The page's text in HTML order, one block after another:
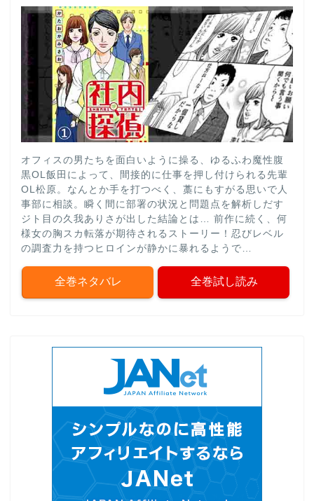
オフィスの男たちを面白いように操る、ゆるふわ魔性腹
黒OL飯田によって、間接的に仕事を押し付けられる先輩
OL松原。なんとか手を打つべく、藁にもすがる思いで人
事部に相談。瞬く間に部署の状況と問題点を解析しだす
ジト目の久我ありさが出した結論とは… 前作に続く、何
様女の胸スカ転落が期待されるストーリー！忍びレベル
の調査力を持つヒロインが静かに暴れるようで…
全巻ネタバレ 全巻試し読み